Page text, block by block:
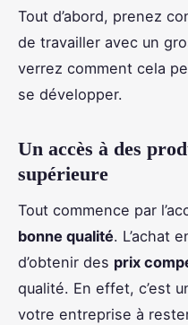
Tout d’abord, prenez
de travailler avec un
verrez comment cela
se développer.
Un accès à des
supérieure
Tout commence par
bonne qualité. L’achat
d’obtenir des prix
qualité. En effet, c’est
votre entreprise à